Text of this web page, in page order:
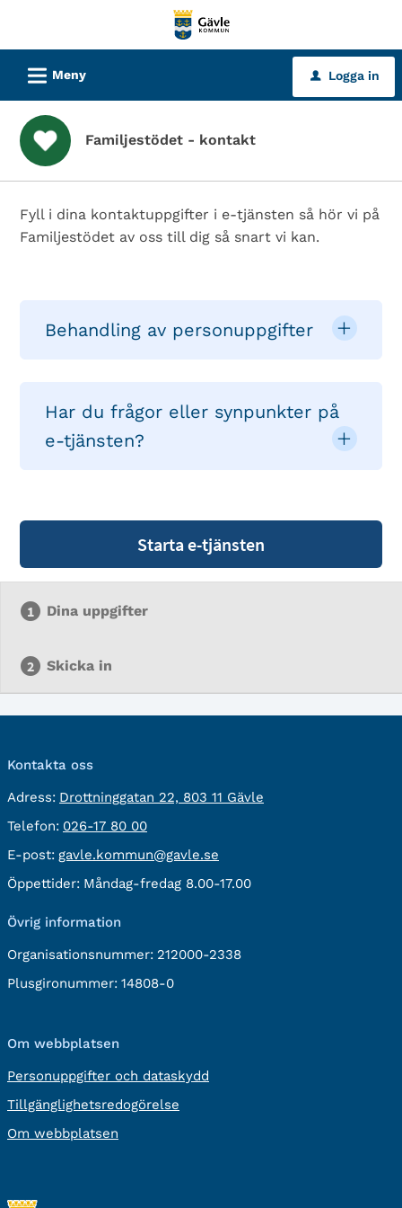
tjänster
Gävle
kommun
L Meny u Logga in
Familjestödet - kontakt
Fyll i dina kontaktuppgifter i e-tjänsten så hör vi på
Familjestödet av oss till dig så snart vi kan.
Behandling av personuppgifter
Har du frågor eller synpunkter på
e-tjänsten?
Starta e-tjänsten
Dina uppgifter
Skicka in
Kontakta oss
Adress: besöksadress:
Drottninggatan 22, 803 11 Gävle
Telefon: Telefon:
026-17 80 00
E-post: E-
post:
gavle.kommun@gavle.se
Öppettider: Måndag-fredag 8.00-17.00
Övrig information
Organisationsnummer: 212000-2338
Plusgironummer: 14808-0
Om webbplatsen
Personuppgifter och dataskydd
Tillgänglighetsredogörelse
Om webbplatsen